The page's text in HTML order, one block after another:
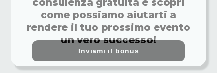
consulenza gratuita e scopri
come possiamo aiutarti a
rendere il tuo prossimo evento
un vero successo!
Inviami il bonus